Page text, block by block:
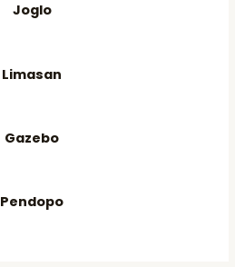
Joglo
Limasan
Gazebo
Pendopo